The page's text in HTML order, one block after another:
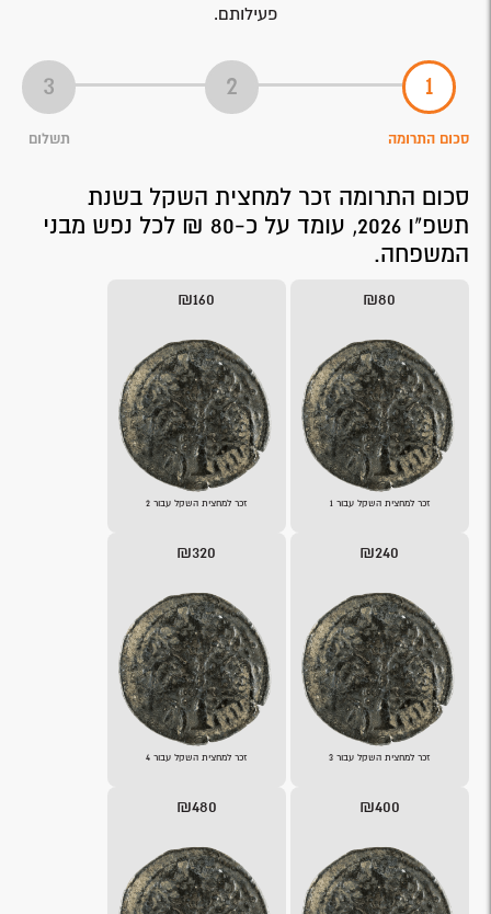
פעילותם.
סכום התרומה תשלום
סכום התרומה זכר למחצית השקל בשנת
תשפ"ו 2026, עומד על כ-80 ₪ לכל נפש מבני
המשפחה.
₪80
זכר למחצית השקל עבור 1
₪160
זכר למחצית השקל עבור 2
₪240
זכר למחצית השקל עבור 3
₪320
זכר למחצית השקל עבור 4
₪400
₪480